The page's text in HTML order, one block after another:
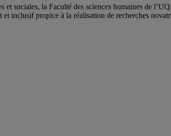
et sociales, la Faculté des sciences humaines de
inclusif propice à la réalisation de recherches